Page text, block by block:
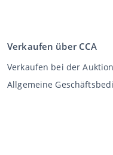
Verkaufen über CCA
Verkaufen bei der Auktion
Allgemeine